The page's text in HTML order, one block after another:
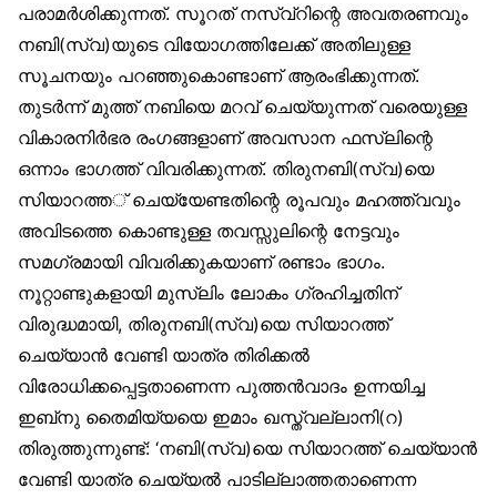
പരാമർശിക്കുന്നത്. സൂറത് നസ്വ്‌റിന്റെ അവതരണവും
നബി(സ്വ)യുടെ വിയോഗത്തിലേക്ക് അതിലുള്ള
സൂചനയും പറഞ്ഞുകൊണ്ടാണ് ആരംഭിക്കുന്നത്.
തുടർന്ന് മുത്ത് നബിയെ മറവ് ചെയ്യുന്നത് വരെയുള്ള
വികാരനിർഭര രംഗങ്ങളാണ് അവസാന ഫസ്‌ലിന്റെ
ഒന്നാം ഭാഗത്ത് വിവരിക്കുന്നത്. തിരുനബി(സ്വ)യെ
സിയാറത്ത് ചെയ്യേണ്ടതിന്റെ രൂപവും മഹത്ത്വവും
അവിടത്തെ കൊണ്ടുള്ള തവസ്സുലിന്റെ നേട്ടവും
സമഗ്രമായി വിവരിക്കുകയാണ് രണ്ടാം ഭാഗം.
നൂറ്റാണ്ടുകളായി മുസ്‌ലിം ലോകം ഗ്രഹിച്ചതിന്
വിരുദ്ധമായി, തിരുനബി(സ്വ)യെ സിയാറത്ത്
ചെയ്യാൻ വേണ്ടി യാത്ര തിരിക്കൽ
വിരോധിക്കപ്പെട്ടതാണെന്ന പുത്തൻവാദം ഉന്നയിച്ച
ഇബ്‌നു തൈമിയ്യയെ ഇമാം ഖസ്ത്വല്ലാനി(റ)
തിരുത്തുന്നുണ്ട്: ‘നബി(സ്വ)യെ സിയാറത്ത് ചെയ്യാൻ
വേണ്ടി യാത്ര ചെയ്യൽ പാടില്ലാത്തതാണെന്ന